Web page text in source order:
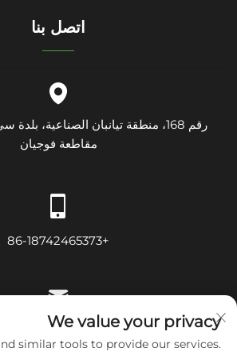
اتصل بنا
رقم 168، منطقة تيانبان الصناعية،
مقاطعة فوجيان
+86-18742465373
[email protected]
We value your privacy
similar tools to provide our services.